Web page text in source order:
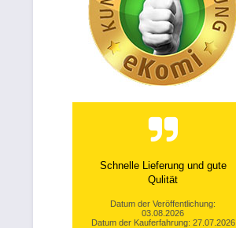
Schnelle Lieferung und gute
Qulität
Datum der Veröffentlichung:
03.08.2026
Datum der Kauferfahrung: 27.07.2026